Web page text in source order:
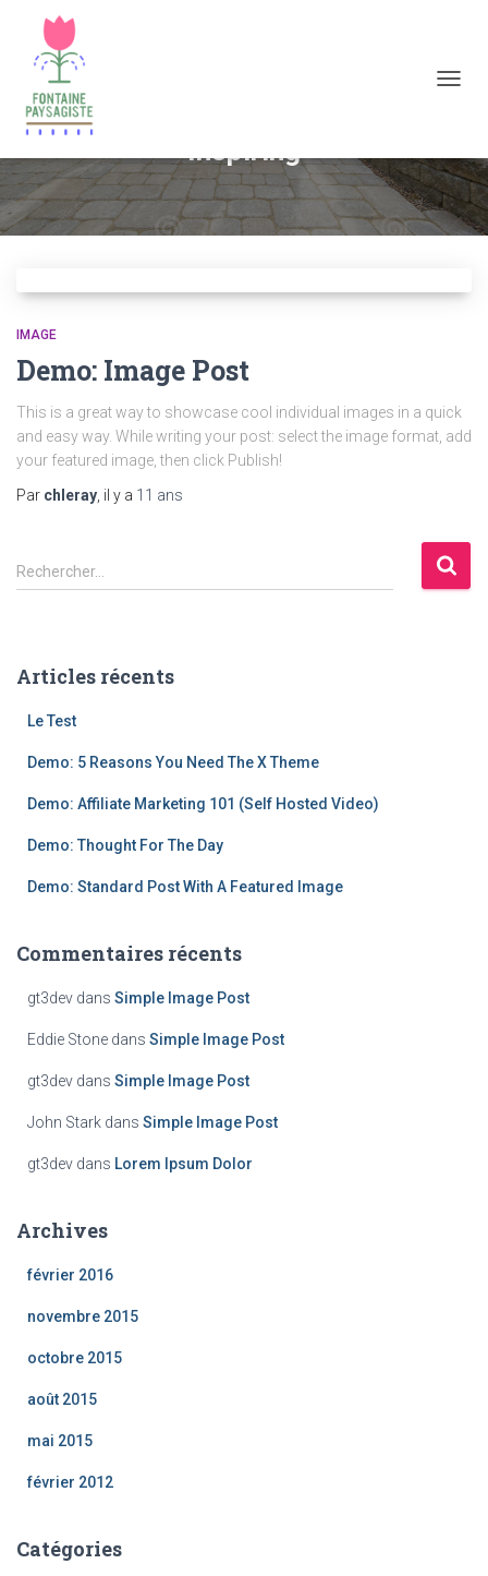
Inspiring
IMAGE
Demo: Image Post
This is a great way to showcase cool individual images in a quick
and easy way. While writing your post: select the image format, add
your featured image, then click Publish!
Par chleray , il y a 11 ans
R
e
r
Rechercher…
Articles récents
Le Test
Demo: 5 Reasons You Need The X Theme
Demo: Affiliate Marketing 101 (Self Hosted Video)
Demo: Thought For The Day
Demo: Standard Post With A Featured Image
Commentaires récents
gt3dev dans Simple Image Post
Eddie Stone dans Simple Image Post
gt3dev dans Simple Image Post
John Stark dans Simple Image Post
gt3dev dans Lorem Ipsum Dolor
Archives
février 2016
novembre 2015
octobre 2015
août 2015
mai 2015
février 2012
Catégories